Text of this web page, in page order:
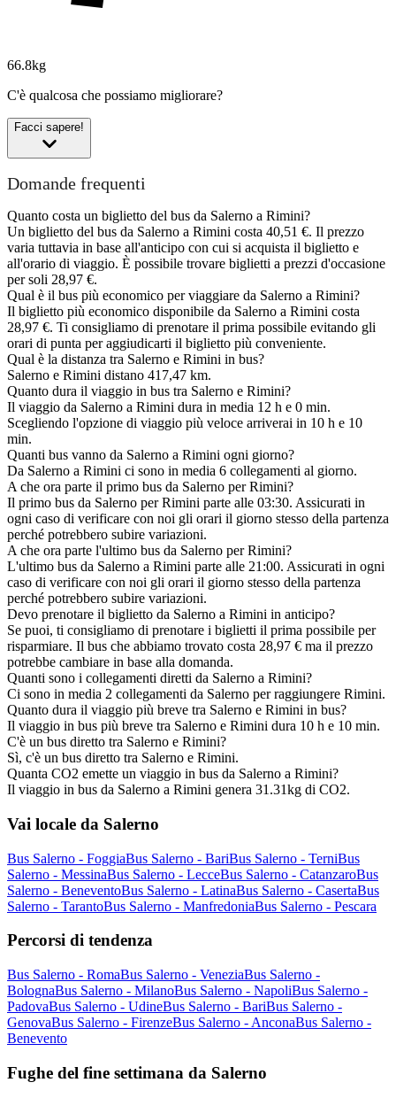
66.8kg
C'è qualcosa che possiamo migliorare?
Facci sapere!
Domande frequenti
Quanto costa un biglietto del bus da Salerno a Rimini?
Un biglietto del bus da Salerno a Rimini costa 40,51 €. Il prezzo
varia tuttavia in base all'anticipo con cui si acquista il biglietto e
all'orario di viaggio. È possibile trovare biglietti a prezzi d'occasione
per soli 28,97 €.
Qual è il bus più economico per viaggiare da Salerno a Rimini?
Il biglietto più economico disponibile da Salerno a Rimini costa
28,97 €. Ti consigliamo di prenotare il prima possibile evitando gli
orari di punta per aggiudicarti il biglietto più conveniente.
Qual è la distanza tra Salerno e Rimini in bus?
Salerno e Rimini distano 417,47 km.
Quanto dura il viaggio in bus tra Salerno e Rimini?
Il viaggio da Salerno a Rimini dura in media 12 h e 0 min.
Scegliendo l'opzione di viaggio più veloce arriverai in 10 h e 10
min.
Quanti bus vanno da Salerno a Rimini ogni giorno?
Da Salerno a Rimini ci sono in media 6 collegamenti al giorno.
A che ora parte il primo bus da Salerno per Rimini?
Il primo bus da Salerno per Rimini parte alle 03:30. Assicurati in
ogni caso di verificare con noi gli orari il giorno stesso della partenza
perché potrebbero subire variazioni.
A che ora parte l'ultimo bus da Salerno per Rimini?
L'ultimo bus da Salerno a Rimini parte alle 21:00. Assicurati in ogni
caso di verificare con noi gli orari il giorno stesso della partenza
perché potrebbero subire variazioni.
Devo prenotare il biglietto da Salerno a Rimini in anticipo?
Se puoi, ti consigliamo di prenotare i biglietti il prima possibile per
risparmiare. Il bus che abbiamo trovato costa 28,97 € ma il prezzo
potrebbe cambiare in base alla domanda.
Quanti sono i collegamenti diretti da Salerno a Rimini?
Ci sono in media 2 collegamenti da Salerno per raggiungere Rimini.
Quanto dura il viaggio più breve tra Salerno e Rimini in bus?
Il viaggio in bus più breve tra Salerno e Rimini dura 10 h e 10 min.
C'è un bus diretto tra Salerno e Rimini?
Sì, c'è un bus diretto tra Salerno e Rimini.
Quanta CO2 emette un viaggio in bus da Salerno a Rimini?
Il viaggio in bus da Salerno a Rimini genera 31.31kg di CO2.
Vai locale da Salerno
Bus Salerno - FoggiaBus Salerno - BariBus Salerno - TerniBus
Salerno - MessinaBus Salerno - LecceBus Salerno - CatanzaroBus
Salerno - BeneventoBus Salerno - LatinaBus Salerno - CasertaBus
Salerno - TarantoBus Salerno - ManfredoniaBus Salerno - Pescara
Percorsi di tendenza
Bus Salerno - RomaBus Salerno - VeneziaBus Salerno -
BolognaBus Salerno - MilanoBus Salerno - NapoliBus Salerno -
PadovaBus Salerno - UdineBus Salerno - BariBus Salerno -
GenovaBus Salerno - FirenzeBus Salerno - AnconaBus Salerno -
Benevento
Fughe del fine settimana da Salerno